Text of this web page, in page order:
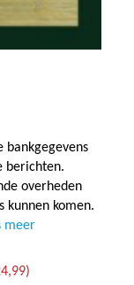
bankgegevens
berichten.
overheden
kunnen komen.
meer